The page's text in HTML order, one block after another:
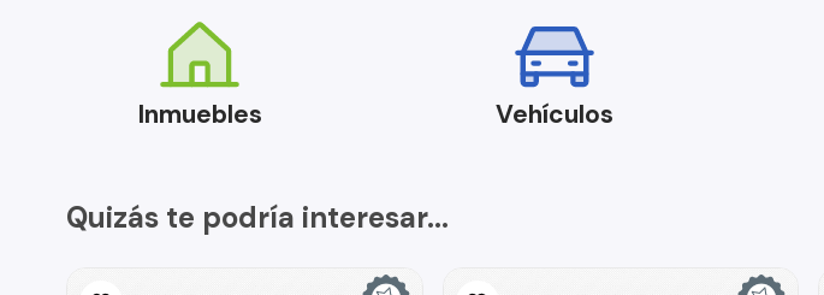
Inmuebles Vehículos
Quizás te podría interesar...